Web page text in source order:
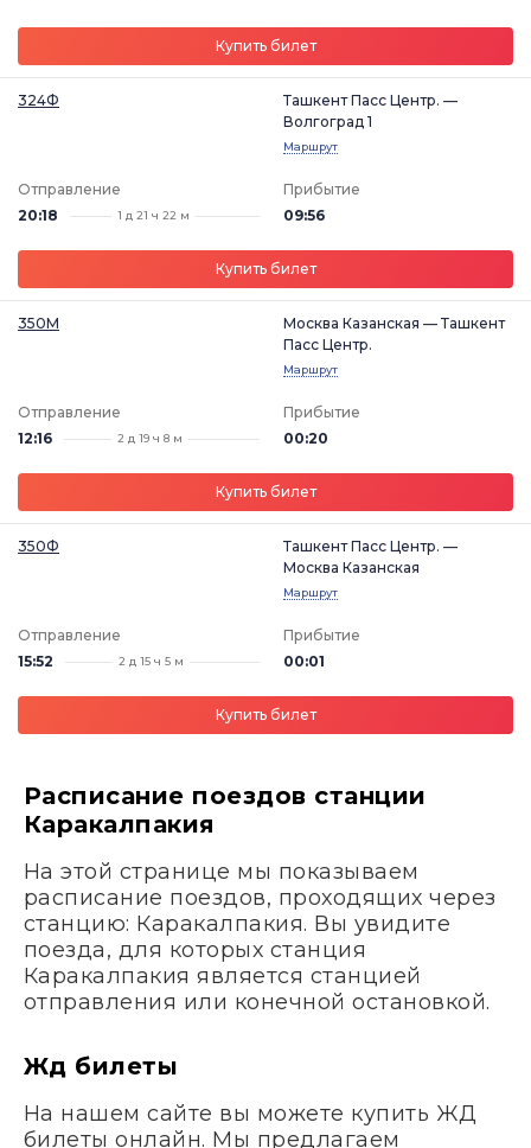
Купить билет
324Ф
Ташкент Пасс Центр. —
Волгоград 1
Маршрут
Отправление
20:18
1 д 21 ч 22 м
Прибытие
09:56
Купить билет
350М
Москва Казанская — Ташкент
Пасс Центр.
Маршрут
Отправление
12:16
2 д 19 ч 8 м
Прибытие
00:20
Купить билет
350Ф
Ташкент Пасс Центр. —
Москва Казанская
Маршрут
Отправление
15:52
2 д 15 ч 5 м
Прибытие
00:01
Купить билет
Расписание поездов станции
Каракалпакия
На этой странице мы показываем
расписание поездов, проходящих через
станцию: Каракалпакия. Вы увидите
поезда, для которых станция
Каракалпакия является станцией
отправления или конечной остановкой.
Жд билеты
На нашем сайте вы можете купить ЖД
билеты онлайн. Мы предлагаем